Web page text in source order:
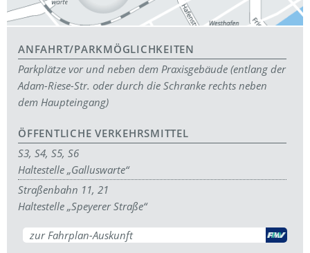
ANFAHRT/PARKMÖGLICHKEITEN
Parkplätze vor und neben dem Praxisgebäude (entlang der
Adam-Riese-Str. oder durch die Schranke rechts neben
dem Haupteingang)
ÖFFENTLICHE VERKEHRSMITTEL
S3, S4, S5, S6
Haltestelle „Galluswarte“
Straßenbahn 11, 21
Haltestelle „Speyerer Straße“
zur Fahrplan-Auskunft